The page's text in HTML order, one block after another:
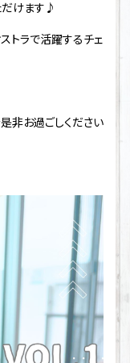
だけます♪
トラで活躍するチェ
非お過ごしください